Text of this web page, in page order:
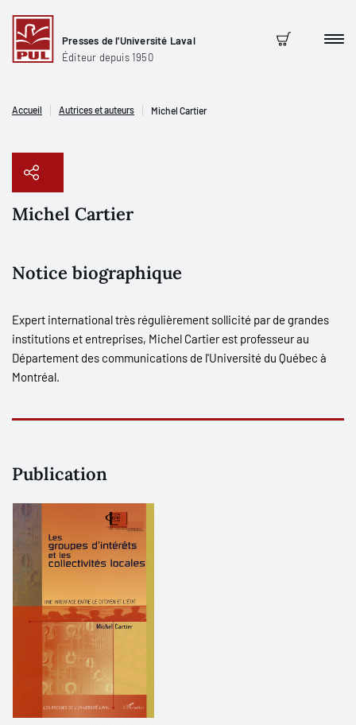
Presses de l'Université Laval
Éditeur depuis 1950
Panier
Accueil Autrices et auteurs Michel Cartier
Michel Cartier
Notice biographique
Expert international très régulièrement sollicité par de grandes
institutions et entreprises, Michel Cartier est professeur au
Département des communications de l'Université du Québec à
Montréal.
Publication